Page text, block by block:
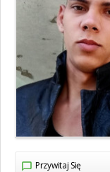
Przywitaj Się